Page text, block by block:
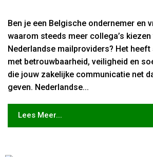
Ben je een Belgische ondernemer en
waarom steeds meer collega’s
Nederlandse mailproviders? Het heeft
met betrouwbaarheid, veiligheid en
die jouw zakelijke communicatie net
geven. Nederlandse...
Lees Meer...